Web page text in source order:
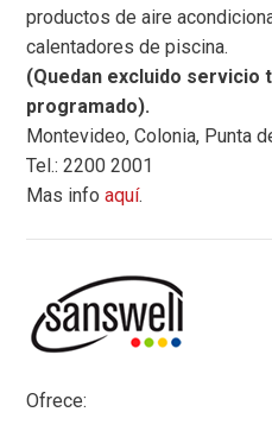
productos de aire
calentadores de piscina.
(Quedan excluido servicio
programado).
Montevideo, Colonia, Punta
Tel.: 2200 2001
Mas infoaquí.
Ofrece: